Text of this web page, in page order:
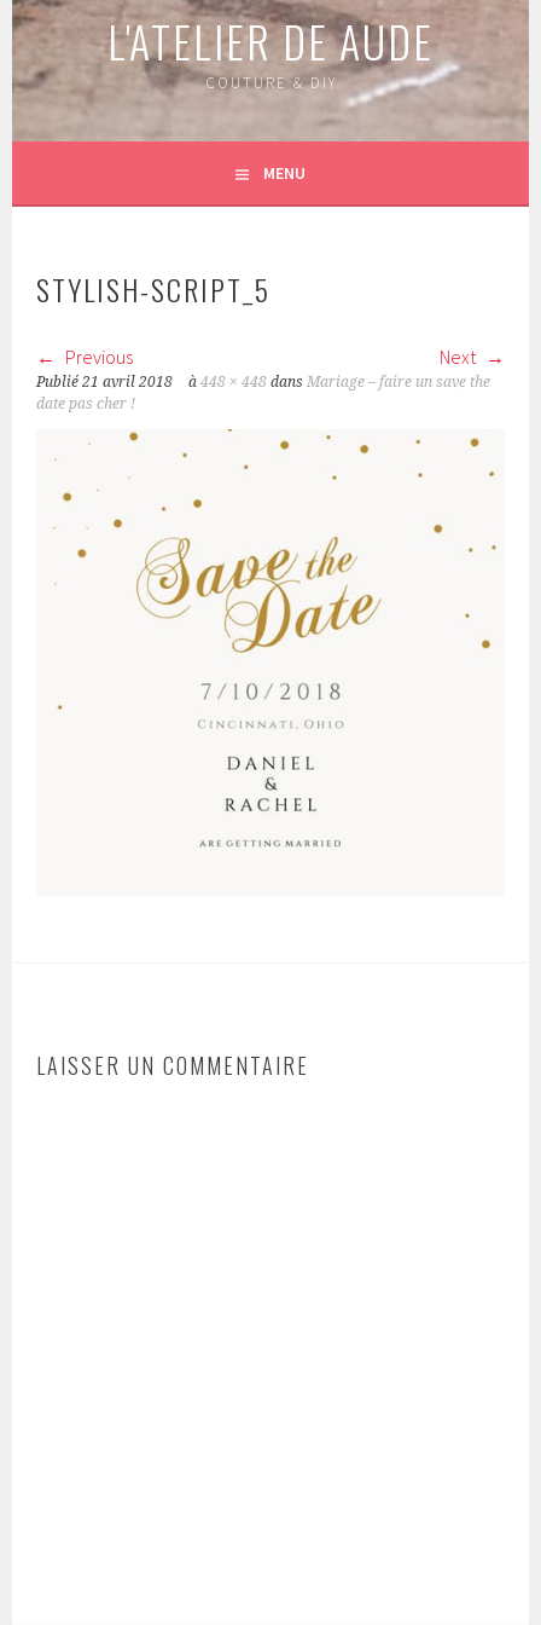
L'ATELIER DE AUDE
COUTURE & DIY
MENU
STYLISH-SCRIPT_5
Previous Next
Publié21 avril 2018 à448 × 448 dansMariage – faire un save the
date pas cher !
LAISSER UN COMMENTAIRE